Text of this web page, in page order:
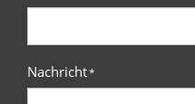
Nachricht*